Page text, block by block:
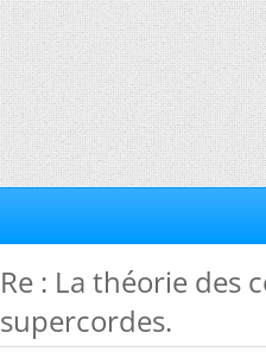
Re : La théorie des
supercordes.